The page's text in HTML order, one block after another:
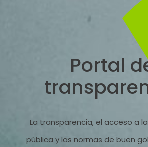
Portal
La transparencia, el acceso a
pública y las normas de buen